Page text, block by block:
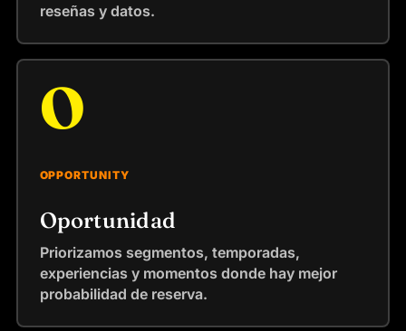
reseñas y datos.
O
OPPORTUNITY
Oportunidad
Priorizamos segmentos, temporadas,
experiencias y momentos donde hay mejor
probabilidad de reserva.